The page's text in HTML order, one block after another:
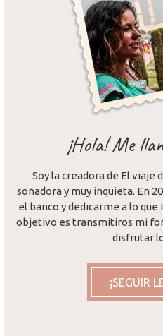
¡Hola! Me
Soy la creadora de El viaje
soñadora y muy inquieta. En
el banco y dedicarme a lo
objetivo es transmitiros mi
disfrutar
¡SEGUIR